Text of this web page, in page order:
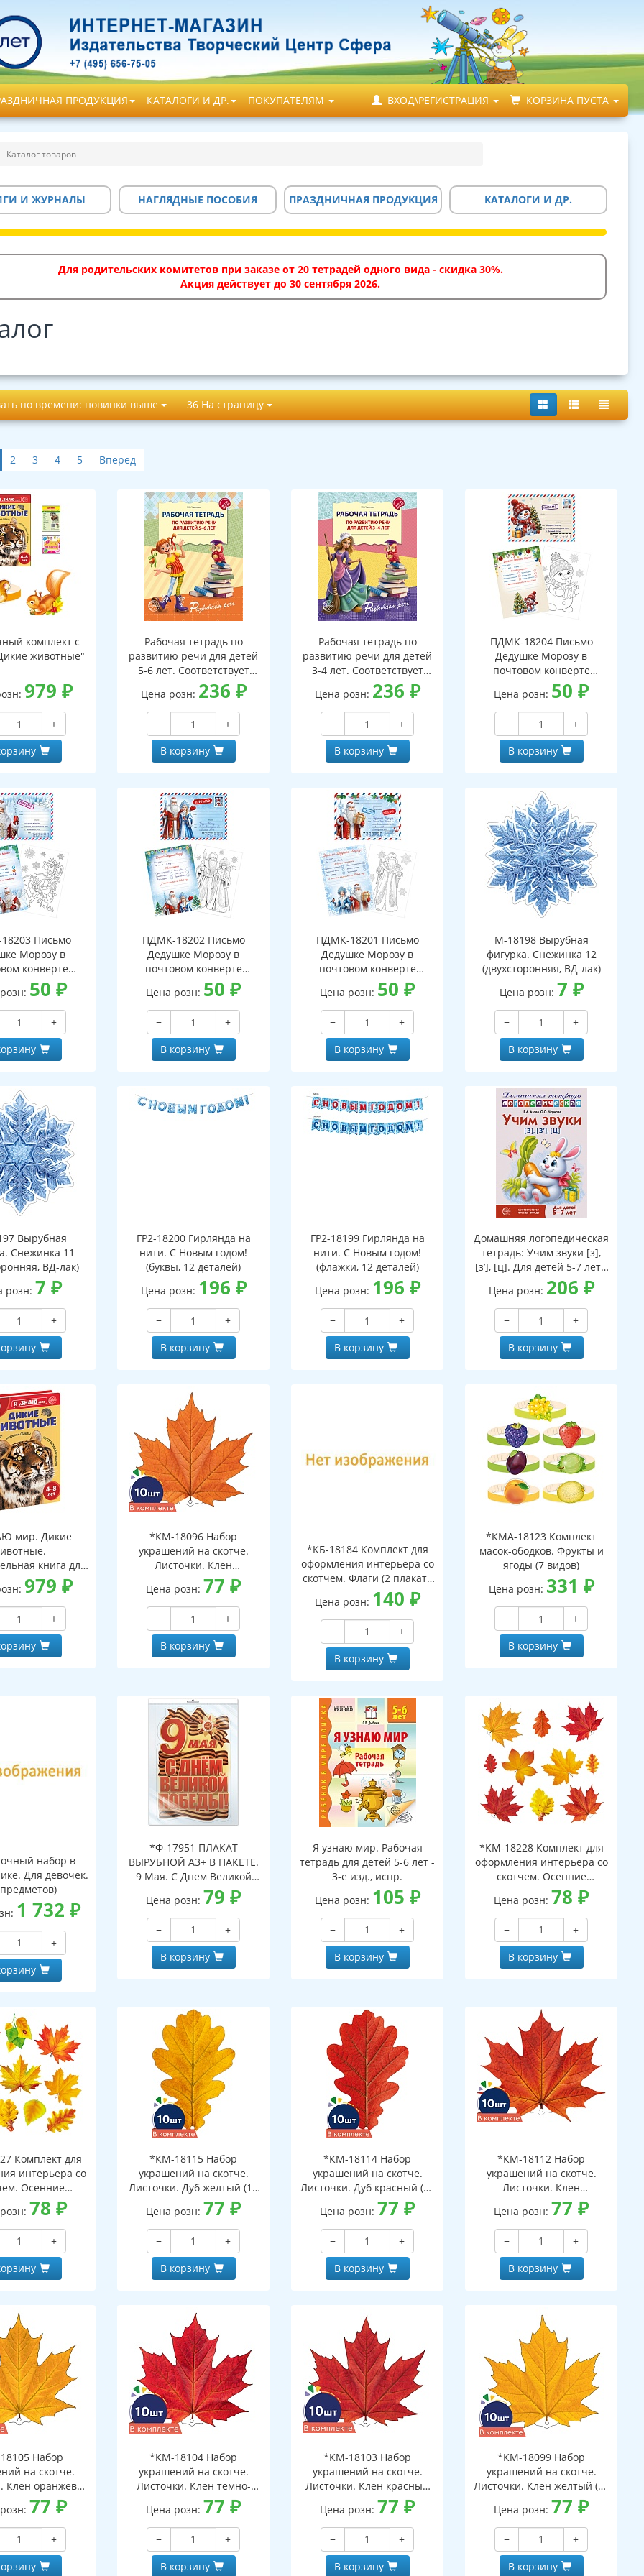
ПРОДУКЦИЯ КАТАЛОГИ И ДР. ПОКУПАТЕЛЯМ ВХОД\РЕГИСТРАЦИЯ КОРЗИНА ПУСТА
Каталог товаров
И ЖУРНАЛЫ НАГЛЯДНЫЕ ПОСОБИЯ ПРАЗДНИЧНАЯ ПРОДУКЦИЯ КАТАЛОГИ И ДР.
Для родительских комитетов при заказе от 20 тетрадей одного вида - скидка 30%.
Акция действует до 30 сентября 2026.
по времени: новинки выше 36 На страницу
2 3 4 5 Вперед
комплект с
животные"
979 ₽
+
Рабочая тетрадь по
развитию речи для детей
5-6 лет. Соответствует
ФГОС ДО - 3-е изд. испр.
Цена розн: 236 ₽
−
+
В корзину
Рабочая тетрадь по
развитию речи для детей
3-4 лет. Соответствует
ФГОС ДО - 3-е изд. испр.
Цена розн: 236 ₽
−
+
В корзину
ПДМК-18204 Письмо
Дедушке Морозу в
почтовом конверте
(конверт, письмо с текстом
и раскраской на обороте,
вырубная фигурка)
Цена розн: 50₽
−
+
В корзину
Письмо
Морозу в
конверте
письмо с текстом
на обороте,
фигурка)
50₽
+
ПДМК-18202 Письмо
Дедушке Морозу в
почтовом конверте
(конверт, письмо с текстом
и раскраской на обороте,
вырубная фигурка)
Цена розн: 50₽
−
+
В корзину
ПДМК-18201 Письмо
Дедушке Морозу в
почтовом конверте
(конверт, письмо с текстом
и раскраской на обороте,
вырубная фигурка)
Цена розн: 50₽
−
+
В корзину
М-18198 Вырубная
фигурка. Снежинка 12
(двухсторонняя, ВД-лак)
Цена розн: 7 ₽
−
+
В корзину
Вырубная
Снежинка 11
ВД-лак)
розн: 7 ₽
+
ГР2-18200 Гирлянда на
нити. С Новым годом!
(буквы, 12 деталей)
Цена розн: 196 ₽
−
+
В корзину
ГР2-18199 Гирлянда на
нити. С Новым годом!
(флажки, 12 деталей)
Цена розн: 196 ₽
−
+
В корзину
Домашняя логопедическая
тетрадь: Учим звуки [з],
[з’], [ц]. Для детей 5-7 лет -
3-е изд.
Цена розн: 206 ₽
−
+
В корзину
мир. Дикие
книга для
4-8 лет
979 ₽
+
*КМ-18096 Набор
украшений на скотче.
Листочки. Клен
наборе, двухсторонний,
ВД-лак)
Цена розн: 77₽
−
+
В корзину
*КБ-18184 Комплект для
оформления интерьера со
скотчем. Флаги (2 плаката
А3)
Цена розн: 140 ₽
−
+
В корзину
*КМА-18123 Комплект
масок-ободков. Фрукты и
ягоды (7 видов)
Цена розн: 331 ₽
−
+
В корзину
набор в
Для девочек.
1 732 ₽
+
*Ф-17951 ПЛАКАТ
ВЫРУБНОЙ А3+ В ПАКЕТЕ.
9 Мая. С Днем Великой
Победы! (двухсторонний,
ВД-лак, в индивидуальной
упаковке, с европодвесом
и клеевым клапаном)
Цена розн: 79₽
−
+
В корзину
Я узнаю мир. Рабочая
тетрадь для детей 5-6 лет -
3-е изд., испр.
Цена розн: 105 ₽
−
+
В корзину
*КМ-18228 Комплект для
оформления интерьера со
скотчем. Осенние
листочки-2 (10 видов)
Цена розн: 78₽
−
+
В корзину
Комплект для
интерьера со
Осенние
1 (10 видов)
78₽
+
*КМ-18115 Набор
украшений на скотче.
Листочки. Дуб желтый (10
шт. в наборе,
двухсторонняя, ВД-лак)
Цена розн: 77₽
−
+
В корзину
*КМ-18114 Набор
украшений на скотче.
Листочки. Дуб красный (10
шт. в наборе,
двухсторонняя, ВД-лак)
Цена розн: 77₽
−
+
В корзину
*КМ-18112 Набор
украшений на скотче.
Листочки. Клен
оранжевый (10 шт. в
наборе, двухсторонняя, ВД-
лак)
Цена розн: 77₽
−
+
В корзину
Набор
на скотче.
Клен оранжево-
шт. в наборе,
ВД-лак)
77₽
+
*КМ-18104 Набор
украшений на скотче.
Листочки. Клен темно-
красный (10 шт. в наборе,
двухсторонняя, ВД-лак)
Цена розн: 77₽
−
+
В корзину
*КМ-18103 Набор
украшений на скотче.
Листочки. Клен красный
(10 шт. в наборе,
двухсторонняя, ВД-лак)
Цена розн: 77₽
−
+
В корзину
*КМ-18099 Набор
украшений на скотче.
Листочки. Клен желтый (10
шт. в наборе,
двухсторонняя, ВД-лак)
Цена розн: 77₽
−
+
В корзину